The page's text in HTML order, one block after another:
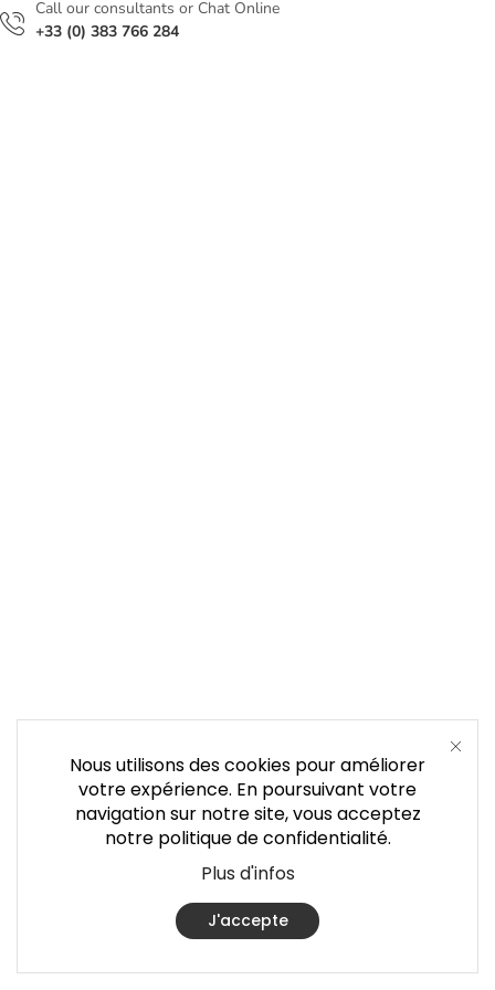
Сall our consultants or Chat Online
+33 (0) 383 766 284
Nous utilisons des cookies pour améliorer
votre expérience. En poursuivant votre
navigation sur notre site, vous acceptez
notre politique de confidentialité.
Plus d'infos
J'accepte